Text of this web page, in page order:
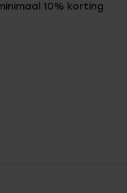
10% korting